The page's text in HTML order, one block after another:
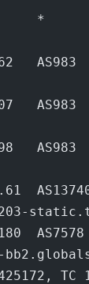
TC